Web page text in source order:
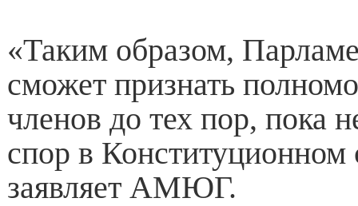
«Таким образом,
сможет признать
членов до тех пор, пока
спор в
заявляет АМЮГ.